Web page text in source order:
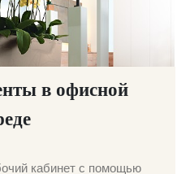
в офисной
кабинет с помощью